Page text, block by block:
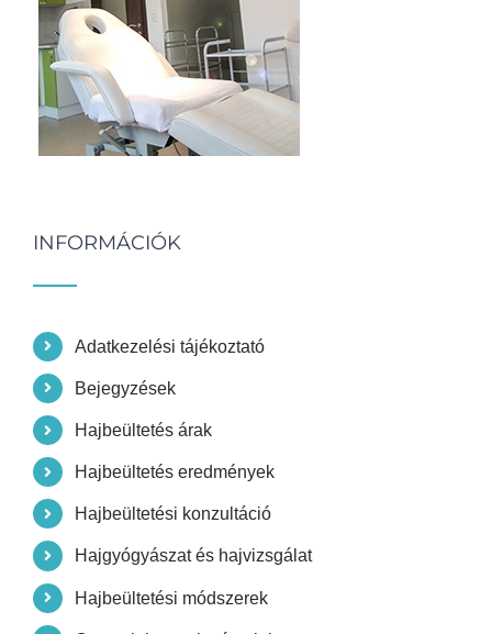
INFORMÁCIÓK
Adatkezelési tájékoztató
Bejegyzések
Hajbeültetés árak
Hajbeültetés eredmények
Hajbeültetési konzultáció
Hajgyógyászat és hajvizsgálat
Hajbeültetési módszerek